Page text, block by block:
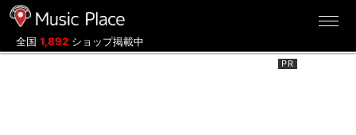
全国 1,892 ショップ掲載中